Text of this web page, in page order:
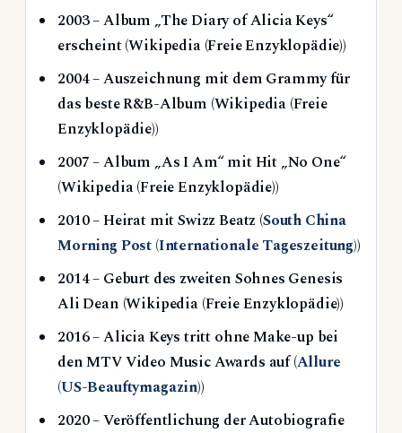
2003– Album „The Diary of Alicia Keys“
erscheint (Wikipedia (Freie Enzyklopädie))
2004– Auszeichnung mit dem Grammy für
das beste R&B-Album (Wikipedia (Freie
Enzyklopädie))
2007– Album „As I Am“ mit Hit „No One“
(Wikipedia (Freie Enzyklopädie))
2010– Heirat mit Swizz Beatz (South China
Morning Post (Internationale Tageszeitung))
2014– Geburt des zweiten Sohnes Genesis
Ali Dean (Wikipedia (Freie Enzyklopädie))
2016– Alicia Keys tritt ohne Make-up bei
den MTV Video Music Awards auf (Allure
(US-Beauftymagazin))
2020– Veröffentlichung der Autobiografie